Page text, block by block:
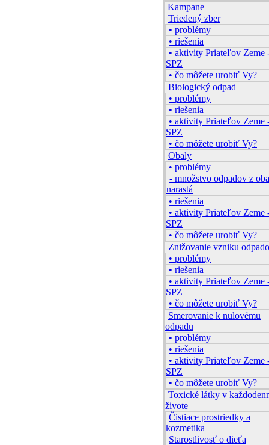
Kampane
Triedený zber
• problémy
• riešenia
• aktivity Priateľov Zeme
SPZ
• čo môžete urobiť Vy?
Biologický odpad
• problémy
• riešenia
• aktivity Priateľov Zeme
SPZ
• čo môžete urobiť Vy?
Obaly
• problémy
- množstvo odpadov z
narastá
• riešenia
• aktivity Priateľov Zeme
SPZ
• čo môžete urobiť Vy?
Znižovanie vzniku
• problémy
• riešenia
• aktivity Priateľov Zeme
SPZ
• čo môžete urobiť Vy?
Smerovanie k nulovému
odpadu
• problémy
• riešenia
• aktivity Priateľov Zeme
SPZ
• čo môžete urobiť Vy?
Toxické látky v
živote
Čistiace prostriedky a
kozmetika
Starostlivosť o dieťa